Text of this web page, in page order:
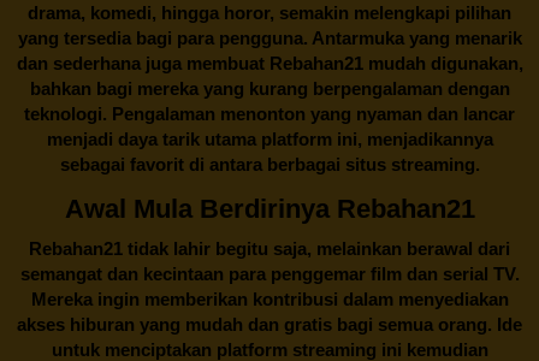
drama, komedi, hingga horor, semakin melengkapi pilihan
yang tersedia bagi para pengguna. Antarmuka yang menarik
dan sederhana juga membuatRebahan21mudah digunakan,
bahkan bagi mereka yang kurang berpengalaman dengan
teknologi. Pengalaman menonton yang nyaman dan lancar
menjadi daya tarik utama platform ini, menjadikannya
sebagai favorit di antara berbagai situs streaming.
Awal Mula Berdirinya Rebahan21
Rebahan21 tidak lahir begitu saja, melainkan berawal dari
semangat dan kecintaan para penggemar film dan serial TV.
Mereka ingin memberikan kontribusi dalam menyediakan
akses hiburan yang mudah dan gratis bagi semua orang. Ide
untuk menciptakan platform streaming ini kemudian